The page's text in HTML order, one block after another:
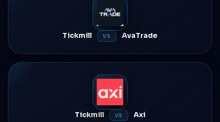
Tickmill VS AvaTrade
Tickmill VS Axi